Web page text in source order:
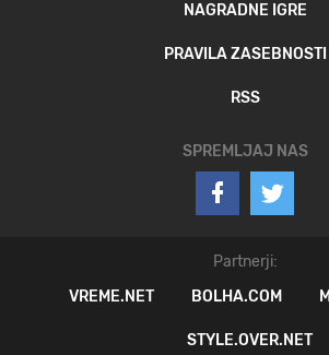
NAGRADNE IGRE
PRAVILA ZASEBNOSTI
RSS
SPREMLJAJ NAS
Partnerji:
VREME.NET
BOLHA.COM
STYLE.OVER.NET